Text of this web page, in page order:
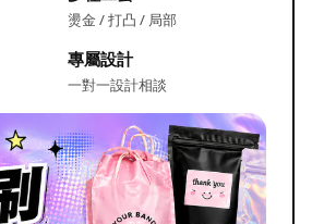
燙金 / 打凸 / 局部
專屬設計
一對一設計相談